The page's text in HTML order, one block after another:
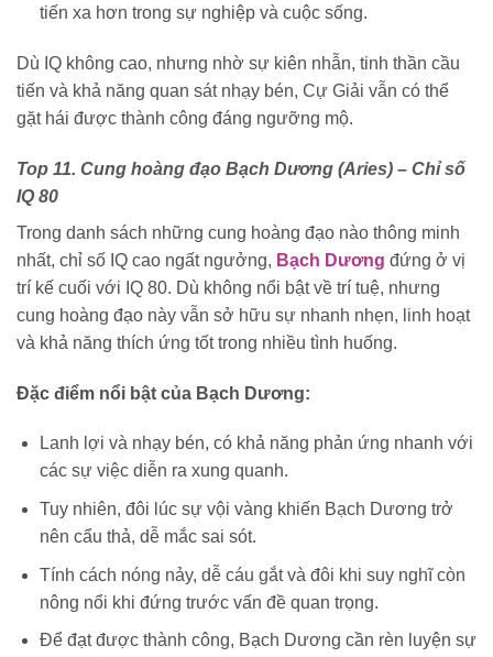
tiến xa hơn trong sự nghiệp và cuộc sống.
Dù IQ không cao, nhưng nhờ sự kiên nhẫn, tinh thần cầu
tiến và khả năng quan sát nhạy bén, Cự Giải vẫn có thể
gặt hái được thành công đáng ngưỡng mộ.
Top 11. Cung hoàng đạo Bạch Dương (Aries) – Chỉ số
IQ 80
Trong danh sách những cung hoàng đạo nào thông minh
nhất, chỉ số IQ cao ngất ngưởng, Bạch Dương đứng ở vị
trí kế cuối với IQ 80. Dù không nổi bật về trí tuệ, nhưng
cung hoàng đạo này vẫn sở hữu sự nhanh nhẹn, linh hoạt
và khả năng thích ứng tốt trong nhiều tình huống.
Đặc điểm nổi bật của Bạch Dương:
Lanh lợi và nhạy bén, có khả năng phản ứng nhanh với
các sự việc diễn ra xung quanh.
Tuy nhiên, đôi lúc sự vội vàng khiến Bạch Dương trở
nên cẩu thả, dễ mắc sai sót.
Tính cách nóng nảy, dễ cáu gắt và đôi khi suy nghĩ còn
nông nổi khi đứng trước vấn đề quan trọng.
Để đạt được thành công, Bạch Dương cần rèn luyện sự